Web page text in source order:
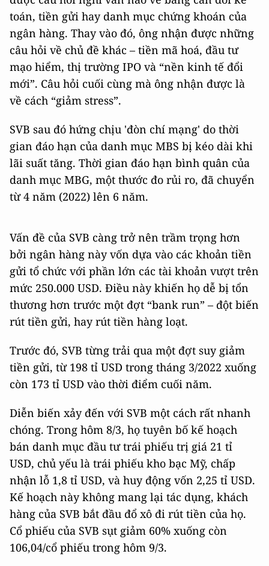
toán, tiền gửi hay danh mục chứng khoán của
ngân hàng. Thay vào đó, ông nhận được những
câu hỏi về chủ đề khác – tiền mã hoá, đầu tư
mạo hiểm, thị trường IPO và “nền kinh tế đổi
mới”. Câu hỏi cuối cùng mà ông nhận được là
về cách “giảm stress”.
SVB sau đó hứng chịu 'đòn chí mạng' do thời
gian đáo hạn của danh mục MBS bị kéo dài khi
lãi suất tăng. Thời gian đáo hạn bình quân của
danh mục MBG, một thước đo rủi ro, đã chuyển
từ 4 năm (2022) lên 6 năm.
Vấn đề của SVB càng trở nên trầm trọng hơn
bởi ngân hàng này vốn dựa vào các khoản tiền
gửi tổ chức với phần lớn các tài khoản vượt trên
mức 250.000 USD. Điều này khiến họ dễ bị tổn
thương hơn trước một đợt “bank run” – đột biến
rút tiền gửi, hay rút tiền hàng loạt.
Trước đó, SVB từng trải qua một đợt suy giảm
tiền gửi, từ 198 tỉ USD trong tháng 3/2022 xuống
còn 173 tỉ USD vào thời điểm cuối năm.
Diễn biến xảy đến với SVB một cách rất nhanh
chóng. Trong hôm 8/3, họ tuyên bố kế hoạch
bán danh mục đầu tư trái phiếu trị giá 21 tỉ
USD, chủ yếu là trái phiếu kho bạc Mỹ, chấp
nhận lỗ 1,8 tỉ USD, và huy động vốn 2,25 tỉ USD.
Kế hoạch này không mang lại tác dụng, khách
hàng của SVB bắt đầu đổ xô đi rút tiền của họ.
Cổ phiếu của SVB sụt giảm 60% xuống còn
106,04/cổ phiếu trong hôm 9/3.